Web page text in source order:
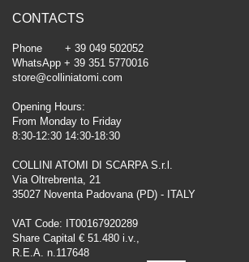
CONTACTS
Phone + 39 049 502052
WhatsApp + 39 351 5770016
store@colliniatomi.com
Opening Hours:
From Monday to Friday
8:30-12:30 14:30-18:30
COLLINI ATOMI DI SCARPA S.r.l.
Via Oltrebrenta, 21
35027 Noventa Padovana (PD) - ITALY
VAT Code: IT00167920289
Share Capital € 51.480 i.v.,
R.E.A. n.117648